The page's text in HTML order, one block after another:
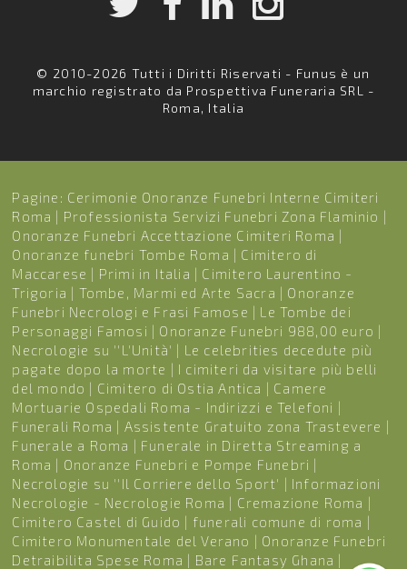
© 2010-2026 Tutti i Diritti Riservati - Funus è un
marchio registrato da Prospettiva Funeraria SRL -
Roma, Italia
Pagine: Cerimonie Onoranze Funebri Interne Cimiteri
Roma | Professionista Servizi Funebri Zona Flaminio |
Onoranze Funebri Accettazione Cimiteri Roma |
Onoranze funebri Tombe Roma | Cimitero di
Maccarese | Primi in Italia | Cimitero Laurentino -
Trigoria | Tombe, Marmi ed Arte Sacra | Onoranze
Funebri Necrologi e Frasi Famose | Le Tombe dei
Personaggi Famosi | Onoranze Funebri 988,00 euro |
Necrologie su ''L'Unità' | Le celebrities decedute più
pagate dopo la morte | I cimiteri da visitare più belli
del mondo | Cimitero di Ostia Antica | Camere
Mortuarie Ospedali Roma - Indirizzi e Telefoni |
Funerali Roma | Assistente Gratuito zona Trastevere |
Funerale a Roma | Funerale in Diretta Streaming a
Roma | Onoranze Funebri e Pompe Funebri |
Necrologie su ''Il Corriere dello Sport' | Informazioni
Necrologie - Necrologie Roma | Cremazione Roma |
Cimitero Castel di Guido | funerali comune di roma |
Cimitero Monumentale del Verano | Onoranze Funebri
Detraibilita Spese Roma | Bare Fantasy Ghana |